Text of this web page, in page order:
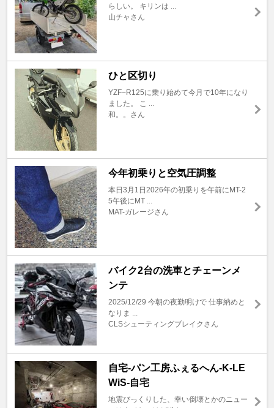
らしい。 キリンは ...
山チャさん
ひと区切り
YZF−R125に乗り始めて今月で10年になり
ました。 こ ...
和。。さん
今年初乗りと空気圧調整
本日3月1日2026年の初乗りを午前にMT-2
5午後にMT ...
MAT-ガレージさん
バイク2台の洗車とチェーンメ
ンテ
2025/12/29 今朝の夜勤明けで 仕事納めと
なりま ...
CLSシューティングブレイクさん
自宅-パン工房ふぇるへん-K-LE
WiS-自宅
地震びっくりした、幸い倒壊とかのニュー